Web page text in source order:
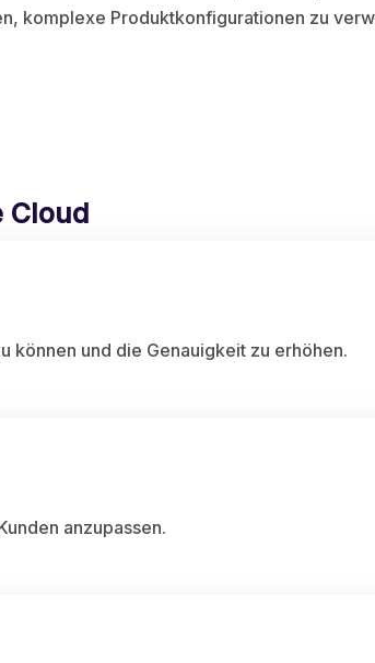
komplexe Produktkonfigurationen zu
Cloud
können und die Genauigkeit zu erhöhen.
anzupassen.